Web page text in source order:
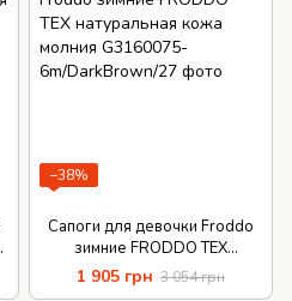
−38%
Сапоги для девочки Froddo
зимние FRODDO TEX
натуральная кожа молния
1 905 грн 3 054 грн